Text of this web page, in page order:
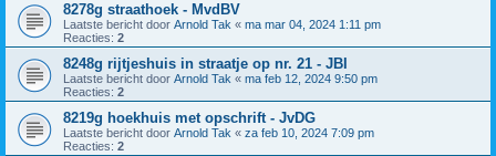
8278g straathoek - MvdBV
Laatste bericht door Arnold Tak « ma mar 04, 2024 1:11 pm
Reacties: 2
8248g rijtjeshuis in straatje op nr. 21 - JBI
Laatste bericht door Arnold Tak « ma feb 12, 2024 9:50 pm
Reacties: 2
8219g hoekhuis met opschrift - JvDG
Laatste bericht door Arnold Tak « za feb 10, 2024 7:09 pm
Reacties: 2